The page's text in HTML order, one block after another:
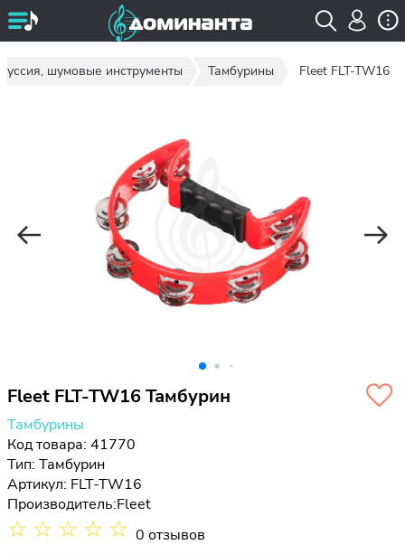
шумовые инструменты Тамбурины Fleet FLT-TW16
Fleet FLT-TW16 Тамбурин
Тамбурины
Код товара: 41770
Тип: Тамбурин
Артикул: FLT-TW16
Производитель:Fleet
☆ ☆ ☆ ☆ ☆ 0 отзывов